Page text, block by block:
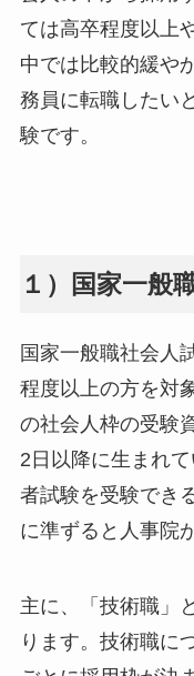
ては高卒程度以上
中では比較的緩や
務員に転職したい
験です。
１）国家一般
国家一般職社会人
程度以上の方を対
の社会人枠の受験
2日以降に生まれ
者試験を受験でき
に準ずると人事院
主に、「技術職」
ります。技術職に